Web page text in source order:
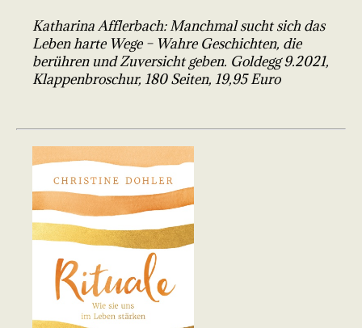
Katharina Afflerbach: Manchmal sucht sich das
Leben harte Wege – Wahre Geschichten, die
berühren und Zuversicht geben. Goldegg 9.2021,
Klappenbroschur, 180 Seiten, 19,95 Euro